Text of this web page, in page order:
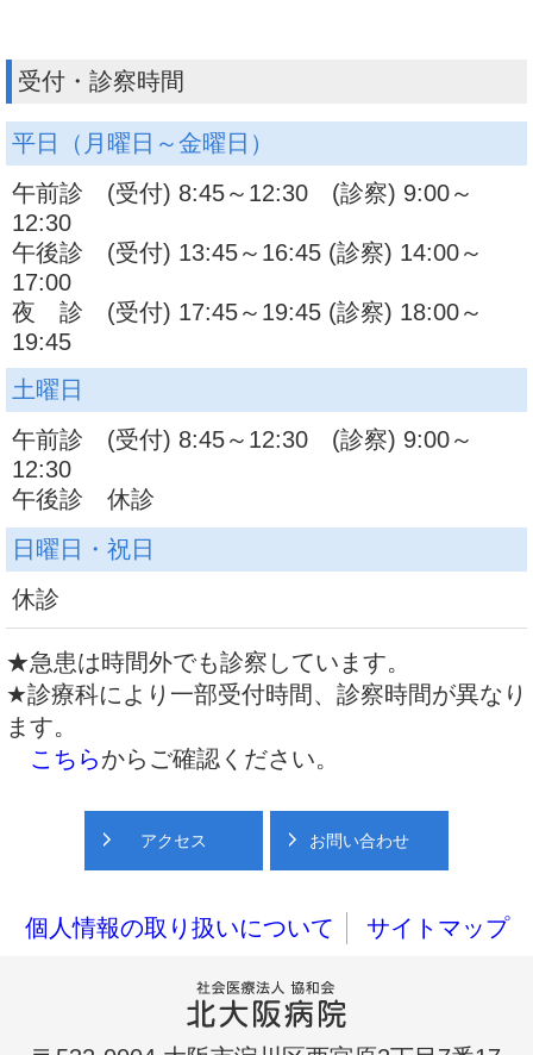
受付・診察時間
平日（月曜日～金曜日）
午前診 (受付) 8:45～12:30 (診察) 9:00～
12:30
午後診 (受付) 13:45～16:45 (診察) 14:00～
17:00
夜 診 (受付) 17:45～19:45 (診察) 18:00～
19:45
土曜日
午前診 (受付) 8:45～12:30 (診察) 9:00～
12:30
午後診 休診
日曜日・祝日
休診
★急患は時間外でも診察しています。
★診療科により一部受付時間、診察時間が異なり
ます。
こちらからご確認ください。
アクセス お問い合わせ
個人情報の取り扱いについて サイトマップ